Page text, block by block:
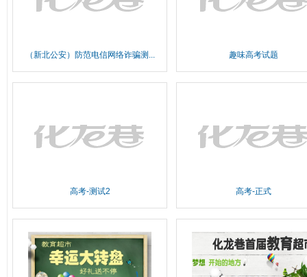
（新北公安）防范电信网络诈骗测... 趣味高考试题
高考-测试2 高考-正式